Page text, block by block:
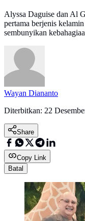
Alyssa Daguise dan Al
pertama berjenis
sembunyikan
Wayan Diananto
Diterbitkan: 22
Share
Copy Link
Batal